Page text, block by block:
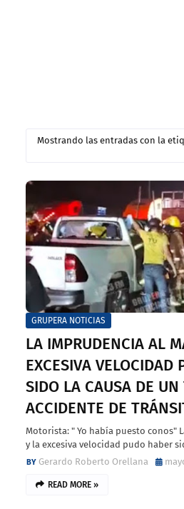
Mostrando las entradas con la
GRUPERA NOTICIAS
LA IMPRUDENCIA AL
EXCESIVA VELOCIDAD
SIDO LA CAUSA DE UN
ACCIDENTE DE
Motorista: " Yo había puesto conos"
y la excesiva velocidad pudo haber
Gerardo Roberto Orellana
READ MORE »